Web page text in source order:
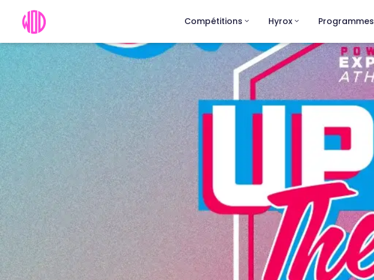
Compétitions Hyrox Programmes